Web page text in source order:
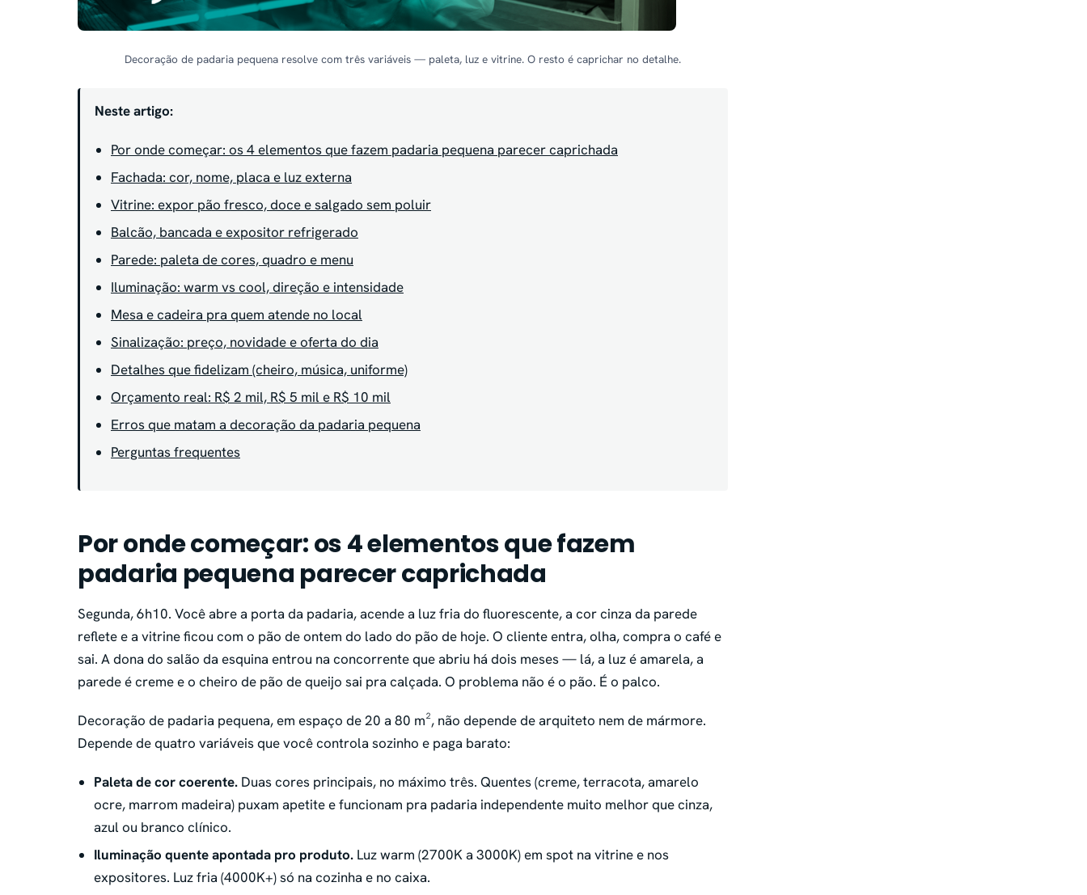
Decoração de padaria pequena resolve com três variáveis — paleta, luz e vitrine. O resto é caprichar no detalhe.
Neste artigo:
Por onde começar: os 4 elementos que fazem padaria pequena parecer caprichada
Fachada: cor, nome, placa e luz externa
Vitrine: expor pão fresco, doce e salgado sem poluir
Balcão, bancada e expositor refrigerado
Parede: paleta de cores, quadro e menu
Iluminação: warm vs cool, direção e intensidade
Mesa e cadeira pra quem atende no local
Sinalização: preço, novidade e oferta do dia
Detalhes que fidelizam (cheiro, música, uniforme)
Orçamento real: R$ 2 mil, R$ 5 mil e R$ 10 mil
Erros que matam a decoração da padaria pequena
Perguntas frequentes
Por onde começar: os 4 elementos que fazem
padaria pequena parecer caprichada
Segunda, 6h10. Você abre a porta da padaria, acende a luz fria do fluorescente, a cor cinza da parede
reflete e a vitrine ficou com o pão de ontem do lado do pão de hoje. O cliente entra, olha, compra o café e
sai. A dona do salão da esquina entrou na concorrente que abriu há dois meses — lá, a luz é amarela, a
parede é creme e o cheiro de pão de queijo sai pra calçada. O problema não é o pão. É o palco.
Decoração de padaria pequena, em espaço de 20 a 80 m², não depende de arquiteto nem de mármore.
Depende de quatro variáveis que você controla sozinho e paga barato:
Paleta de cor coerente. Duas cores principais, no máximo três. Quentes (creme, terracota, amarelo
ocre, marrom madeira) puxam apetite e funcionam pra padaria independente muito melhor que cinza,
azul ou branco clínico.
Iluminação quente apontada pro produto. Luz warm (2700K a 3000K) em spot na vitrine e nos
expositores. Luz fria (4000K+) só na cozinha e no caixa.